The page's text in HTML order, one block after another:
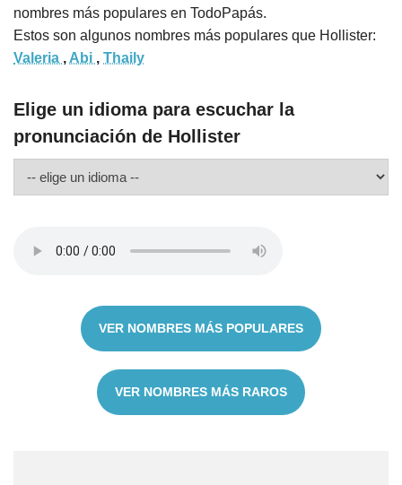
nombres más populares en TodoPapás.
Estos son algunos nombres más populares que Hollister:
Valeria , Abi , Thaily
Elige un idioma para escuchar la
pronunciación de Hollister
VER NOMBRES MÁS POPULARES
VER NOMBRES MÁS RAROS